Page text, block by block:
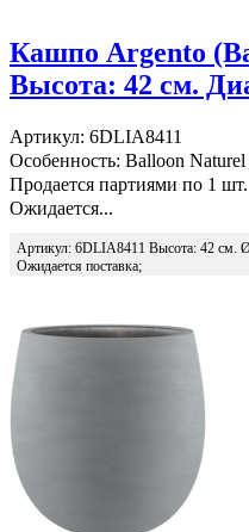
Кашпо Argento
Высота: 42 см.
Артикул: 6DLIA8411
Особенность: Balloon
Продается партиями по 1 шт.
Ожидается...
Артикул: 6DLIA8411 Высота: 42 см.
Ожидается поставка;